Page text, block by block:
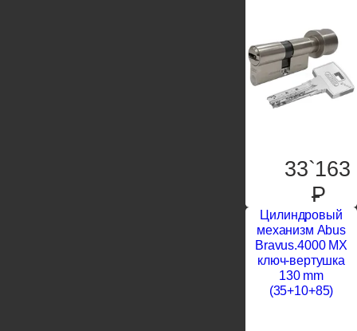
33`163
P
Цилиндровый
механизм Abus
Bravus.4000 MX
ключ-вертушка
130 mm
(35+10+85)